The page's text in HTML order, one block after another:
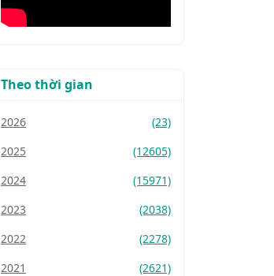
Theo thời gian
2026
(23)
2025
(12605)
2024
(15971)
2023
(2038)
2022
(2278)
2021
(2621)